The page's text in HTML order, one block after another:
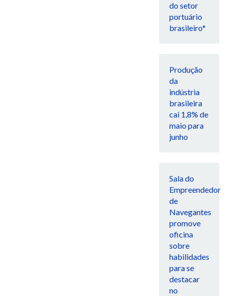
do setor
portuário
brasileiro*
Produção
da
indústria
brasileira
cai 1,8% de
maio para
junho
Sala do
Empreendedor
de
Navegantes
promove
oficina
sobre
habilidades
para se
destacar
no